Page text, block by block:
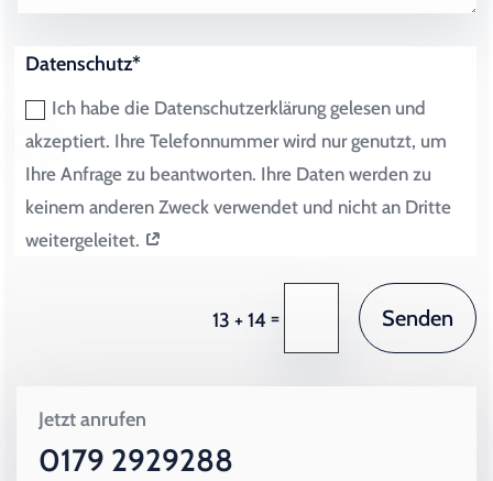
Datenschutz*
Ich habe die Datenschutzerklärung gelesen und
akzeptiert. Ihre Telefonnummer wird nur genutzt, um
Ihre Anfrage zu beantworten. Ihre Daten werden zu
keinem anderen Zweck verwendet und nicht an Dritte
weitergeleitet.
13 + 14 = Senden
Jetzt anrufen
0179 2929288